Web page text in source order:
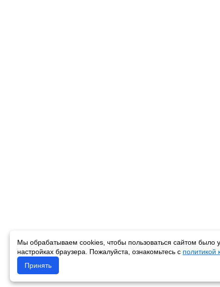
Мы обрабатываем cookies, чтобы пользоваться сайтом было
настройках браузера. Пожалуйста, ознакомьтесь с политикой
Принять